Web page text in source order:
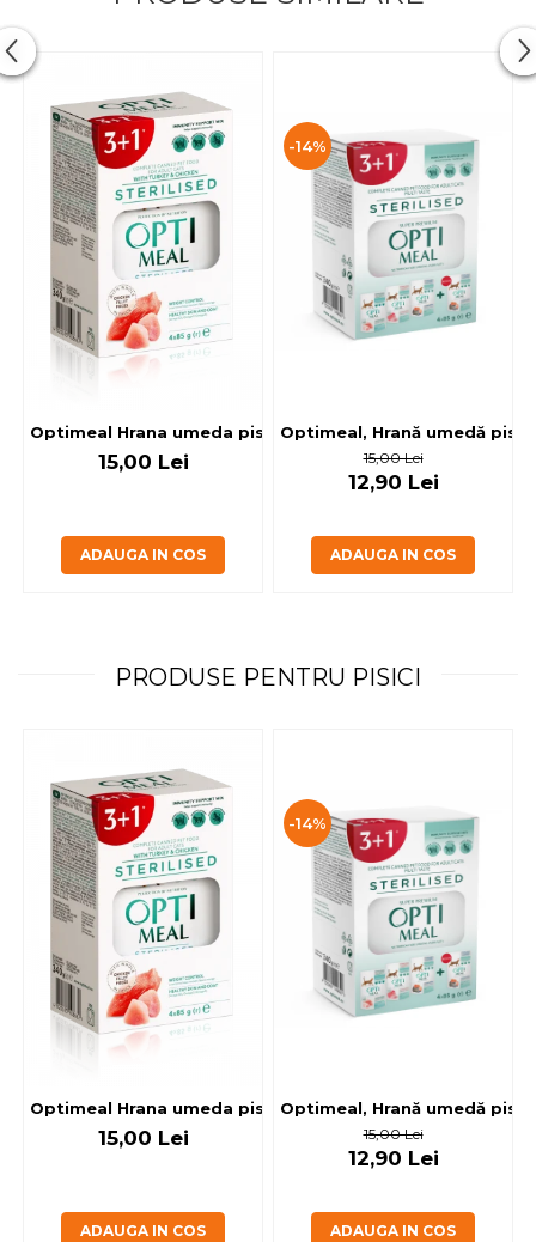
Optimeal Hrana umeda pisici
15,00 Lei
ADAUGA IN COS
-14%
Optimeal, Hrană umedă
15,00 Lei
12,90 Lei
ADAUGA IN COS
PRODUSE PENTRU PISICI
Optimeal Hrana umeda pisici
15,00 Lei
ADAUGA IN COS
-14%
Optimeal, Hrană umedă
15,00 Lei
12,90 Lei
ADAUGA IN COS